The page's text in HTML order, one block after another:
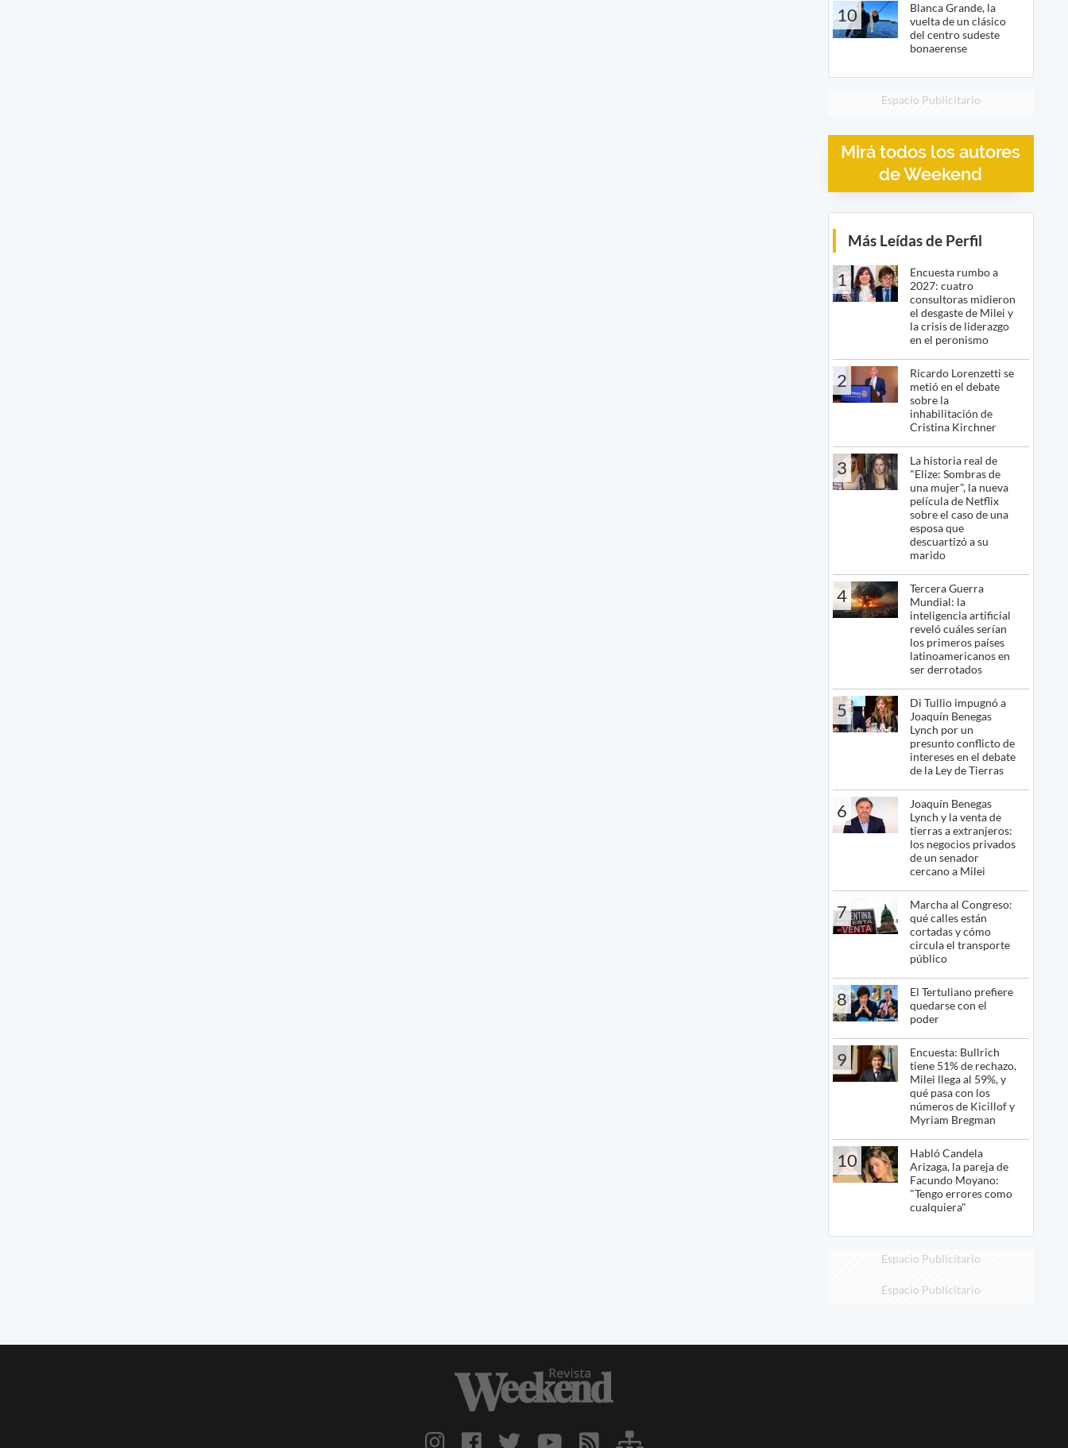
10
Blanca Grande, la
vuelta de un clásico
del centro sudeste
bonaerense
Espacio Publicitario
Mirá todos los autores
de Weekend
Más Leídas de Perfil
1
Encuesta rumbo a
2027: cuatro
consultoras midieron
el desgaste de Milei y
la crisis de liderazgo
en el peronismo
2
Ricardo Lorenzetti se
metió en el debate
sobre la
inhabilitación de
Cristina Kirchner
3
La historia real de
"Elize: Sombras de
una mujer", la nueva
película de Netflix
sobre el caso de una
esposa que
descuartizó a su
marido
4
Tercera Guerra
Mundial: la
inteligencia artificial
reveló cuáles serían
los primeros países
latinoamericanos en
ser derrotados
5
Di Tullio impugnó a
Joaquín Benegas
Lynch por un
presunto conflicto de
intereses en el debate
de la Ley de Tierras
6
Joaquín Benegas
Lynch y la venta de
tierras a extranjeros:
los negocios privados
de un senador
cercano a Milei
7
Marcha al Congreso:
qué calles están
cortadas y cómo
circula el transporte
público
8
El Tertuliano prefiere
quedarse con el
poder
9
Encuesta: Bullrich
tiene 51% de rechazo,
Milei llega al 59%, y
qué pasa con los
números de Kicillof y
Myriam Bregman
10
Habló Candela
Arizaga, la pareja de
Facundo Moyano:
"Tengo errores como
cualquiera"
Espacio Publicitario
Espacio Publicitario